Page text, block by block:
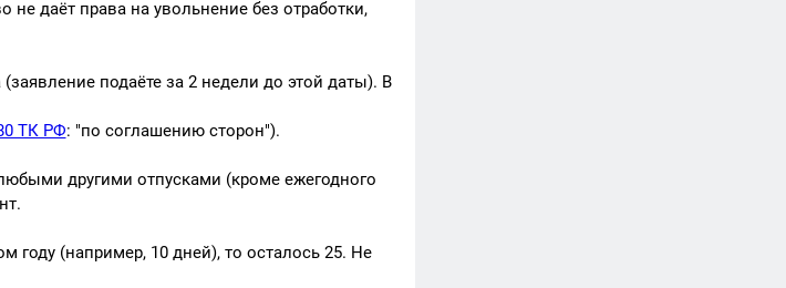
не даёт права на увольнение без отработки,
подаёте за 2 недели до этой даты). В
ТК РФ: "по соглашению сторон").
другими отпусками (кроме ежегодного
году (например, 10 дней), то осталось 25. Не